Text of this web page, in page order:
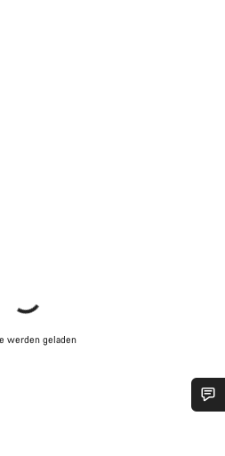
werden geladen